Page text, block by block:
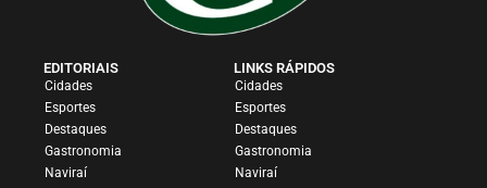
EDITORIAIS
Cidades
Esportes
Destaques
Gastronomia
Naviraí
LINKS RÁPIDOS
Cidades
Esportes
Destaques
Gastronomia
Naviraí